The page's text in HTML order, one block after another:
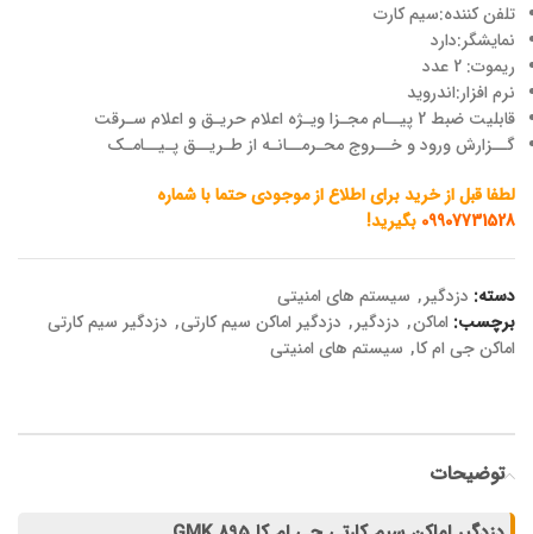
تلفن کننده:سیم کارت
نمایشگر:دارد
ریموت: 2 عدد
نرم افزار:اندروید
قابلیت ضبط 2 پیــام مجـزا ویـژه اعلام حریـق و اعلام سـرقت
گــزارش ورود و خــروج محـرمــانـه از طـریــق پـیــامـک
لطفا قبل از خرید برای اطلاع از موجودی حتما با شماره
09907731528 بگیرید!
دسته: دزدگیر, سیستم های امنیتی
برچسب: اماکن, دزدگیر, دزدگیر اماکن سیم کارتی, دزدگیر سیم کارتی
اماکن جی ام کا, سیستم های امنیتی
توضیحات